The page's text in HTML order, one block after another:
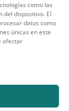
como las
del dispositivo. El
datos como
únicas en este
afectar